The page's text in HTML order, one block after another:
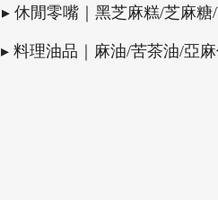
▸ 休閒零嘴｜黑芝麻糕/芝麻糖
▸ 料理油品｜麻油/苦茶油/亞